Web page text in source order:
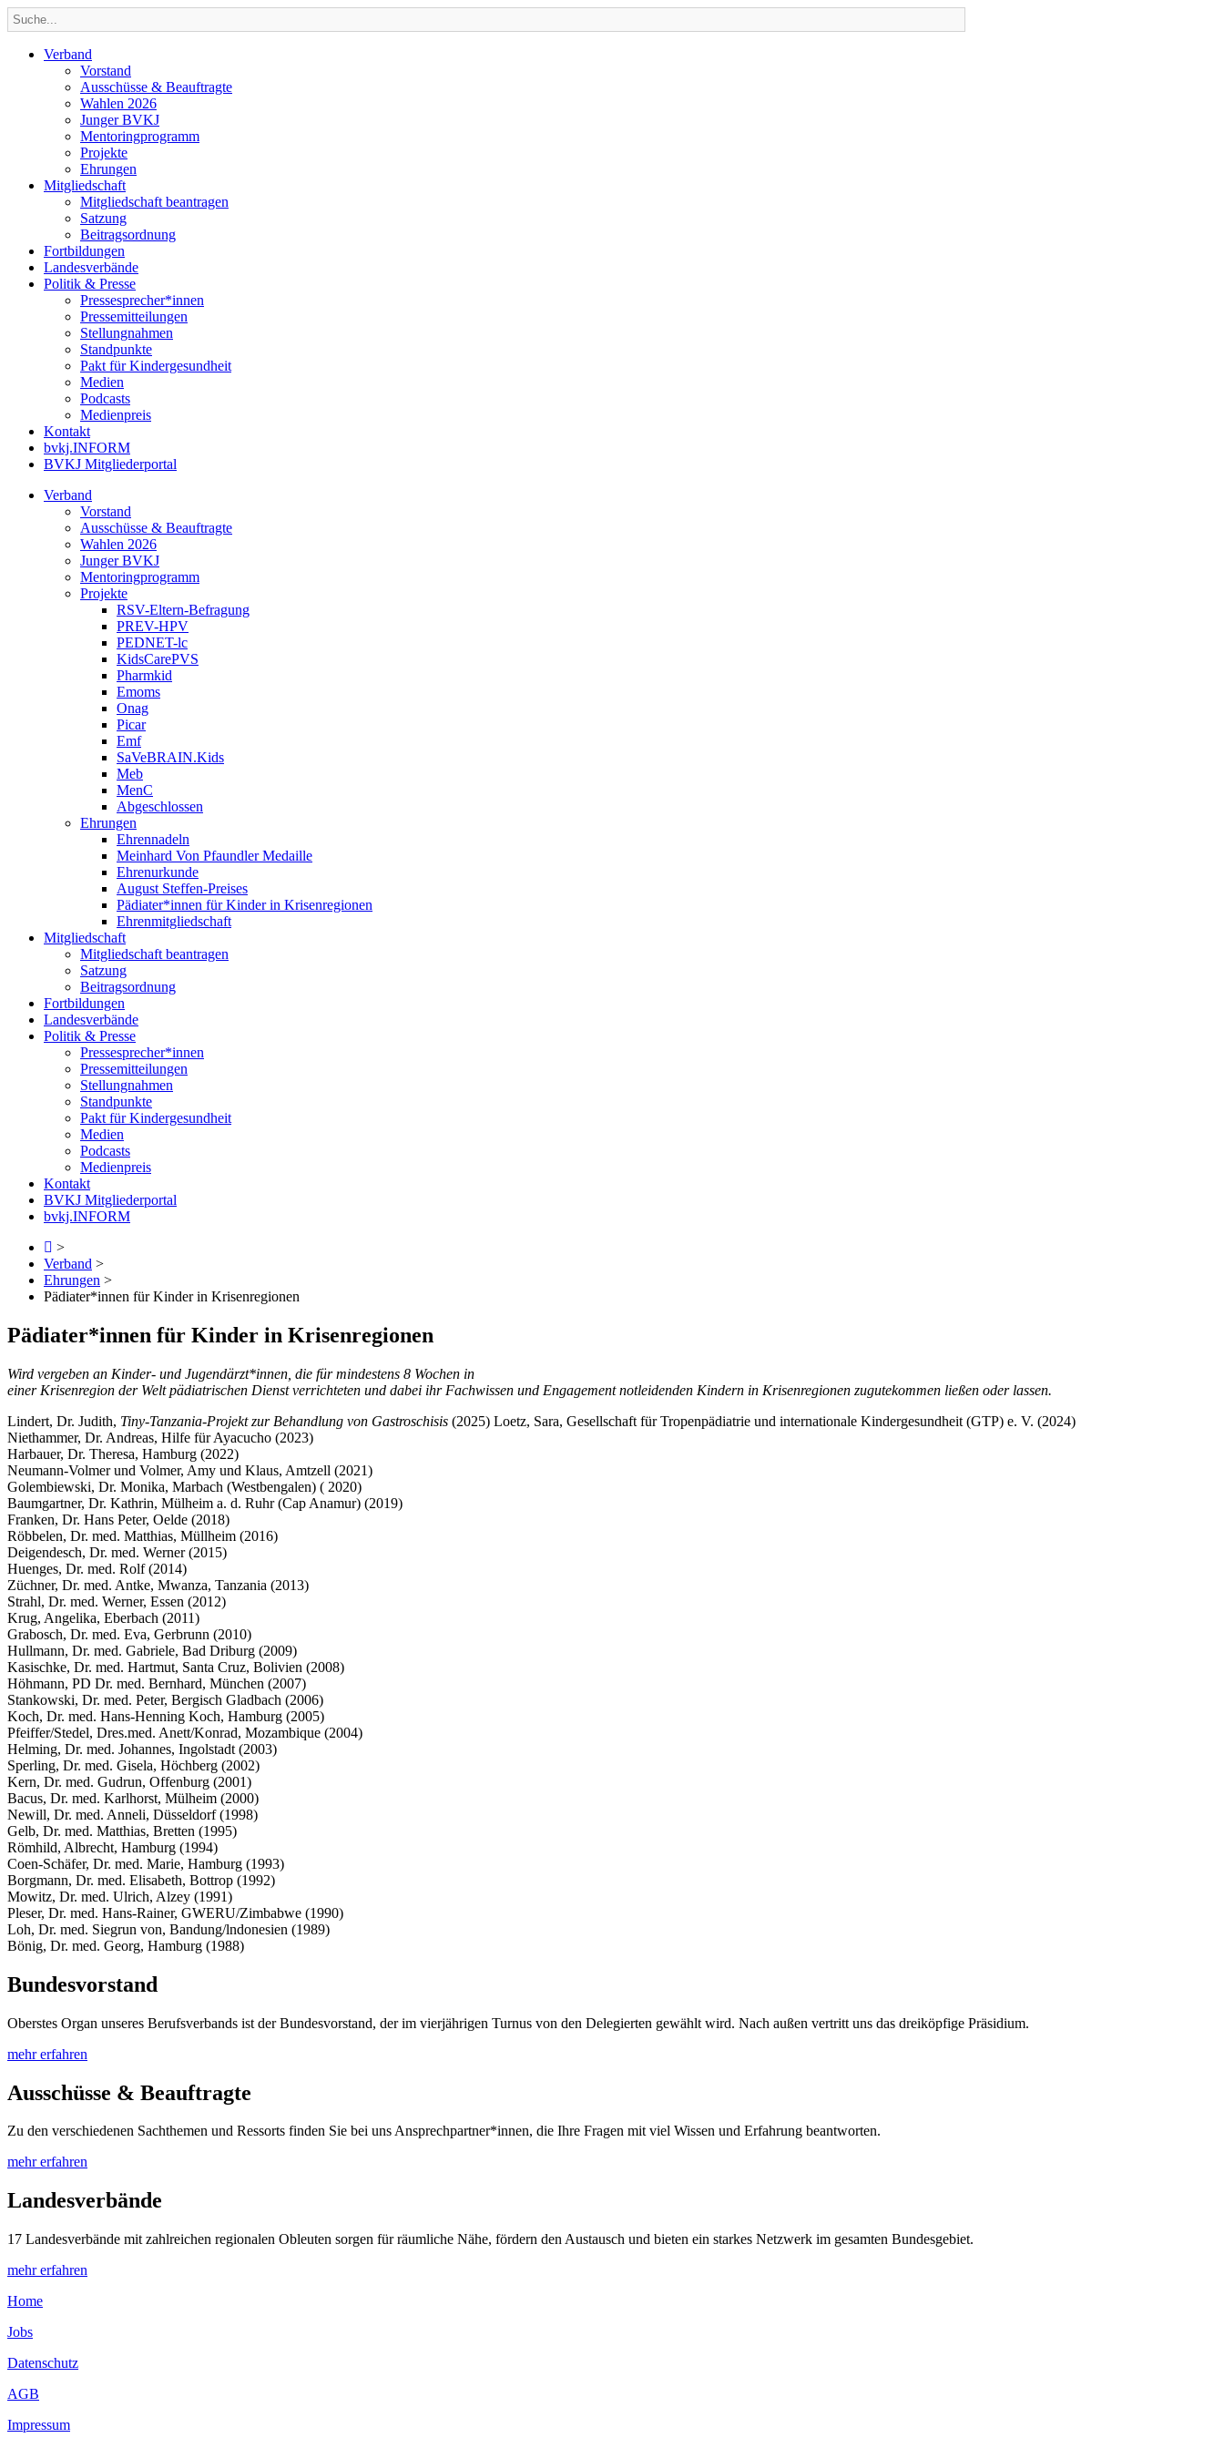
Verband
Vorstand
Ausschüsse & Beauftragte
Wahlen 2026
Junger BVKJ
Mentoringprogramm
Projekte
Ehrungen
Mitgliedschaft
Mitgliedschaft beantragen
Satzung
Beitragsordnung
Fortbildungen
Landesverbände
Politik & Presse
Pressesprecher*innen
Pressemitteilungen
Stellungnahmen
Standpunkte
Pakt für Kindergesundheit
Medien
Podcasts
Medienpreis
Kontakt
bvkj.INFORM
BVKJ Mitgliederportal
Verband
Vorstand
Ausschüsse & Beauftragte
Wahlen 2026
Junger BVKJ
Mentoringprogramm
Projekte
RSV-Eltern-Befragung
PREV-HPV
PEDNET-lc
KidsCarePVS
Pharmkid
Emoms
Onag
Picar
Emf
SaVeBRAIN.Kids
Meb
MenC
Abgeschlossen
Ehrungen
Ehrennadeln
Meinhard Von Pfaundler Medaille
Ehrenurkunde
August Steffen-Preises
Pädiater*innen für Kinder in Krisenregionen
Ehrenmitgliedschaft
Mitgliedschaft
Mitgliedschaft beantragen
Satzung
Beitragsordnung
Fortbildungen
Landesverbände
Politik & Presse
Pressesprecher*innen
Pressemitteilungen
Stellungnahmen
Standpunkte
Pakt für Kindergesundheit
Medien
Podcasts
Medienpreis
Kontakt
BVKJ Mitgliederportal
bvkj.INFORM
>
Verband >
Ehrungen >
Pädiater*innen für Kinder in Krisenregionen
Pädiater*innen für Kinder in Krisenregionen
Wird vergeben an Kinder- und Jugendärzt*innen, die für mindestens 8 Wochen in
einer Krisenregion der Welt pädiatrischen Dienst verrichteten und dabei ihr Fachwissen und Engagement notleidenden Kindern in Krisenregionen zugutekommen ließen oder lassen.
Lindert, Dr. Judith, Tiny-Tanzania-Projekt zur Behandlung von Gastroschisis (2025) Loetz, Sara, Gesellschaft für Tropenpädiatrie und internationale Kindergesundheit (GTP) e. V. (2024)
Niethammer, Dr. Andreas, Hilfe für Ayacucho (2023)
Harbauer, Dr. Theresa, Hamburg (2022)
Neumann-Volmer und Volmer, Amy und Klaus, Amtzell (2021)
Golembiewski, Dr. Monika, Marbach (Westbengalen) ( 2020)
Baumgartner, Dr. Kathrin, Mülheim a. d. Ruhr (Cap Anamur) (2019)
Franken, Dr. Hans Peter, Oelde (2018)
Röbbelen, Dr. med. Matthias, Müllheim (2016)
Deigendesch, Dr. med. Werner (2015)
Huenges, Dr. med. Rolf (2014)
Züchner, Dr. med. Antke, Mwanza, Tanzania (2013)
Strahl, Dr. med. Werner, Essen (2012)
Krug, Angelika, Eberbach (2011)
Grabosch, Dr. med. Eva, Gerbrunn (2010)
Hullmann, Dr. med. Gabriele, Bad Driburg (2009)
Kasischke, Dr. med. Hartmut, Santa Cruz, Bolivien (2008)
Höhmann, PD Dr. med. Bernhard, München (2007)
Stankowski, Dr. med. Peter, Bergisch Gladbach (2006)
Koch, Dr. med. Hans-Henning Koch, Hamburg (2005)
Pfeiffer/Stedel, Dres.med. Anett/Konrad, Mozambique (2004)
Helming, Dr. med. Johannes, Ingolstadt (2003)
Sperling, Dr. med. Gisela, Höchberg (2002)
Kern, Dr. med. Gudrun, Offenburg (2001)
Bacus, Dr. med. Karlhorst, Mülheim (2000)
Newill, Dr. med. Anneli, Düsseldorf (1998)
Gelb, Dr. med. Matthias, Bretten (1995)
Römhild, Albrecht, Hamburg (1994)
Coen-Schäfer, Dr. med. Marie, Hamburg (1993)
Borgmann, Dr. med. Elisabeth, Bottrop (1992)
Mowitz, Dr. med. Ulrich, Alzey (1991)
Pleser, Dr. med. Hans-Rainer, GWERU/Zimbabwe (1990)
Loh, Dr. med. Siegrun von, Bandung/lndonesien (1989)
Bönig, Dr. med. Georg, Hamburg (1988)
Bundesvorstand
Oberstes Organ unseres Berufsverbands ist der Bundesvorstand, der im vierjährigen Turnus von den Delegierten gewählt wird. Nach außen vertritt uns das dreiköpfige Präsidium.
mehr erfahren
Ausschüsse & Beauftragte
Zu den verschiedenen Sachthemen und Ressorts finden Sie bei uns Ansprechpartner*innen, die Ihre Fragen mit viel Wissen und Erfahrung beantworten.
mehr erfahren
Landesverbände
17 Landesverbände mit zahlreichen regionalen Obleuten sorgen für räumliche Nähe, fördern den Austausch und bieten ein starkes Netzwerk im gesamten Bundesgebiet.
mehr erfahren
Home
Jobs
Datenschutz
AGB
Impressum